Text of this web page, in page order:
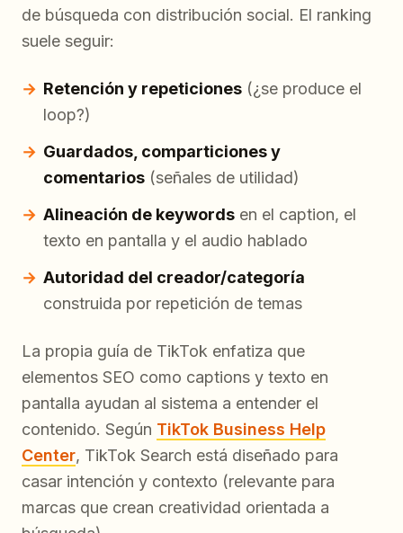
de búsqueda con distribución social. El ranking
suele seguir:
Retención y repeticiones (¿se produce el
loop?)
Guardados, comparticiones y
comentarios (señales de utilidad)
Alineación de keywords en el caption, el
texto en pantalla y el audio hablado
Autoridad del creador/categoría
construida por repetición de temas
La propia guía de TikTok enfatiza que
elementos SEO como captions y texto en
pantalla ayudan al sistema a entender el
contenido. Según TikTok Business Help
Center, TikTok Search está diseñado para
casar intención y contexto (relevante para
marcas que crean creatividad orientada a